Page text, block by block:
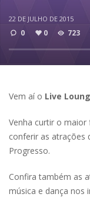
22 DE JULHO DE 2015
0 0 723
Vem aí o Live
Venha curtir o maior
conferir as atrações
Progresso.
Confira também as
música e dança nos